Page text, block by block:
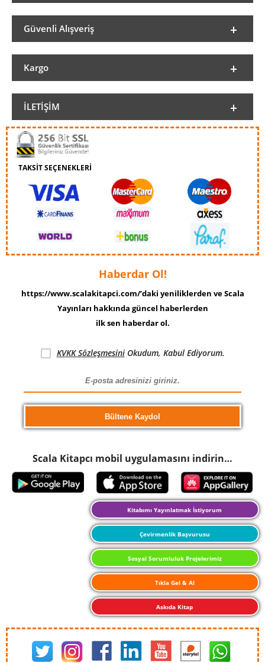
Güvenli Alışveriş
Kargo
İLETIŞIM
TAKSİT SEÇENEKLERİ
Haberdar Ol!
https://www.scalakitapci.com/’daki yeniliklerden ve Scala
Yayınları hakkında güncel haberlerden
ilk sen haberdar ol.
KVKK SözleşmesiniOkudum, Kabul Ediyorum.
Scala Kitapcı mobil uygulamasını indirin…
Kitabımı Yayınlatmak İstiyorum
Çevirmenlik Başvurusu
Sosyal Sorumluluk Projelerimiz
Tıkla Gel & Al
Askıda Kitap